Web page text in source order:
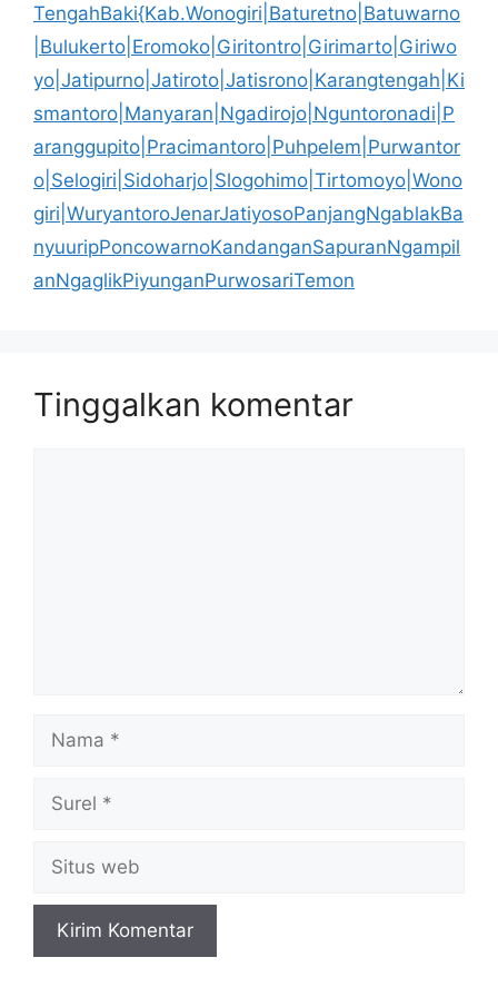
TengahBaki{Kab.Wonogiri|Baturetno|Batuwarno
|Bulukerto|Eromoko|Giritontro|Girimarto|Giriwo
yo|Jatipurno|Jatiroto|Jatisrono|Karangtengah|Ki
smantoro|Manyaran|Ngadirojo|Nguntoronadi|P
aranggupito|Pracimantoro|Puhpelem|Purwantor
o|Selogiri|Sidoharjo|Slogohimo|Tirtomoyo|Wono
giri|WuryantoroJenarJatiyosoPanjangNgablakBa
nyuuripPoncowarnoKandanganSapuranNgampil
anNgaglikPiyunganPurwosariTemon
Tinggalkan komentar
Nama
Surel
Situs
web